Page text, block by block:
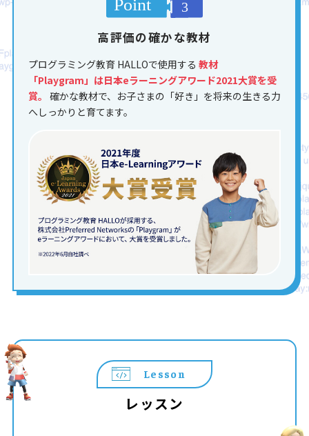
高評価の確かな教材
プログラミング教育 HALLOで使用する 教材
「Playgram」は日本eラーニングアワード2021大賞を受
賞。 確かな教材で、お子さまの「好き」を将来の生きる力
へしっかりと育てます。
Lesson
レッスン